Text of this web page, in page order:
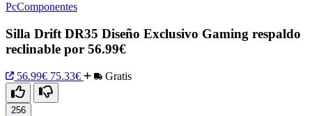
PcComponentes
Silla Drift DR35 Diseño Exclusivo Gaming respaldo
reclinable por 56.99€
56.99€ 75.33€ Gratis
256